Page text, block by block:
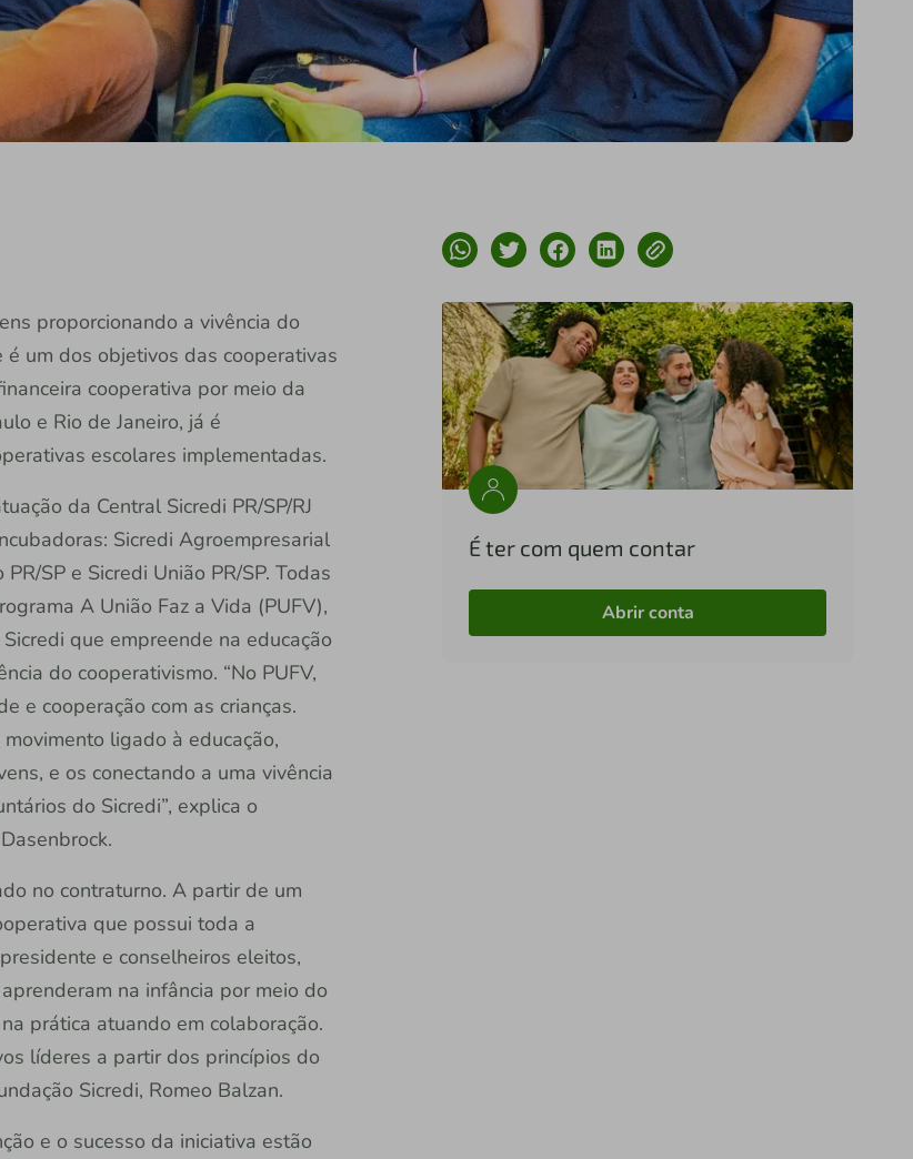
proporcionando a vivência do
um dos objetivos das cooperativas
cooperativa por meio da
e Rio de Janeiro, já é
escolares implementadas.
da Central Sicredi PR/SP/RJ
Sicredi Agroempresarial
SP e Sicredi União PR/SP. Todas
A União Faz a Vida (PUFV),
que empreende na educação
do cooperativismo. “No PUFV,
e cooperação com as crianças.
ligado à educação,
e os conectando a uma vivência
do Sicredi”, explica o
no contraturno. A partir de um
que possui toda a
e conselheiros eleitos,
na infância por meio do
prática atuando em colaboração.
líderes a partir dos princípios do
Sicredi, Romeo Balzan.
e o sucesso da iniciativa estão
É ter com quem contar
Abrir conta